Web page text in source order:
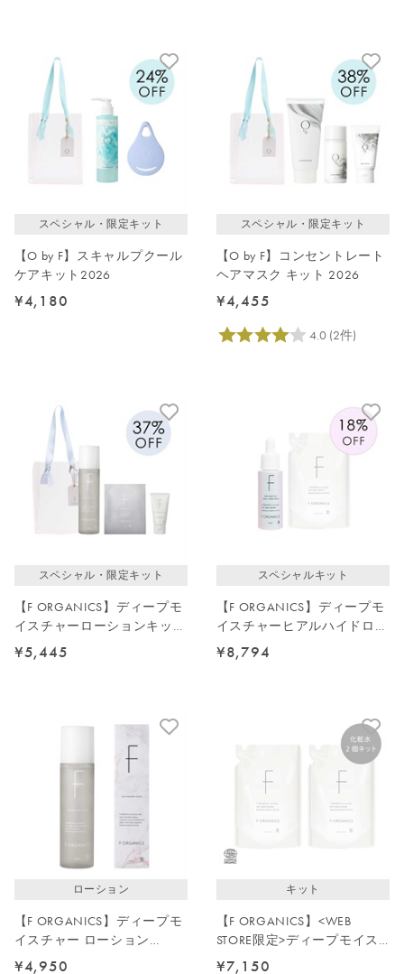
スペシャル・限定キット
【O by F】スキャルプクール
ケアキット2026
¥4,180
スペシャル・限定キット
【O by F】コンセントレート
ヘアマスク キット 2026
¥4,455
スペシャル・限定キット
【F ORGANICS】ディープモ
イスチャーローションキット
2026
¥5,445
スペシャルキット
【F ORGANICS】ディープモ
イスチャーヒアルハイドロセ
ラム・ローション詰替えキッ
¥8,794
ローション
【F ORGANICS】ディープモ
イスチャー ローション
200mL（大容量）
¥4,950
キット
【F ORGANICS】<WEB
STORE限定>ディープモイス
チャーローション詰替2点セ
¥7,150